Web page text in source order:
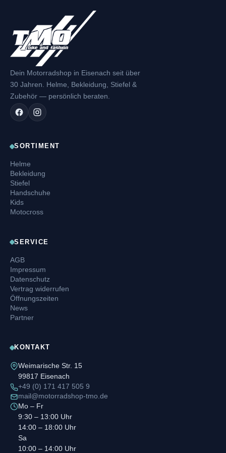
Dein Motorradshop in Eisenach seit über
30 Jahren. Helme, Bekleidung, Stiefel &
Zubehör — persönlich beraten.
SORTIMENT
Helme
Bekleidung
Stiefel
Handschuhe
Kids
Motocross
SERVICE
AGB
Impressum
Datenschutz
Vertrag widerrufen
Öffnungszeiten
News
Partner
KONTAKT
Weimarische Str. 15
99817 Eisenach
+49 (0) 171 417 505 9
mail@motorradshop-tmo.de
Mo – Fr
9:30 – 13:00 Uhr
14:00 – 18:00 Uhr
Sa
10:00 – 14:00 Uhr